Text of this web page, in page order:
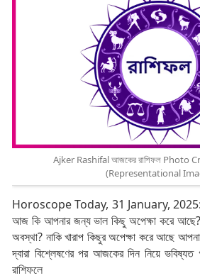
Ajker Rashifal আজকের রাশিফল Photo
(Representational
Horoscope Today, 31 January, 2025:
আজ কি আপনার জন্য ভাল কিছু অপেক্ষা করে
অবস্থা? নাকি খারাপ কিছুর অপেক্ষা করে আছে
দ্বারা বিশ্লেষণের পর আজকের দিন নিয়ে
রাশিফলে